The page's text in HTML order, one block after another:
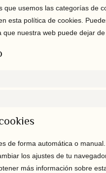
usemos las categorías de
esta política de cookies.
nuestra web puede dejar
de forma automática o
los ajustes de tu
más información sobre